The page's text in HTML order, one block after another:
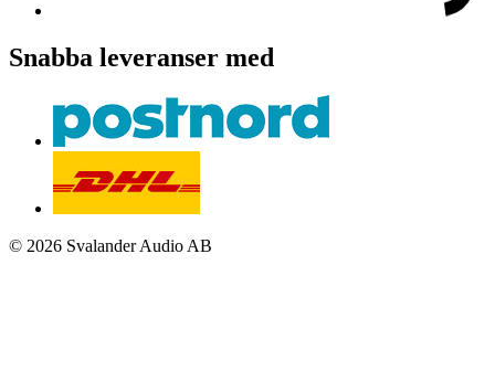
Snabba leveranser med
© 2026 Svalander Audio AB